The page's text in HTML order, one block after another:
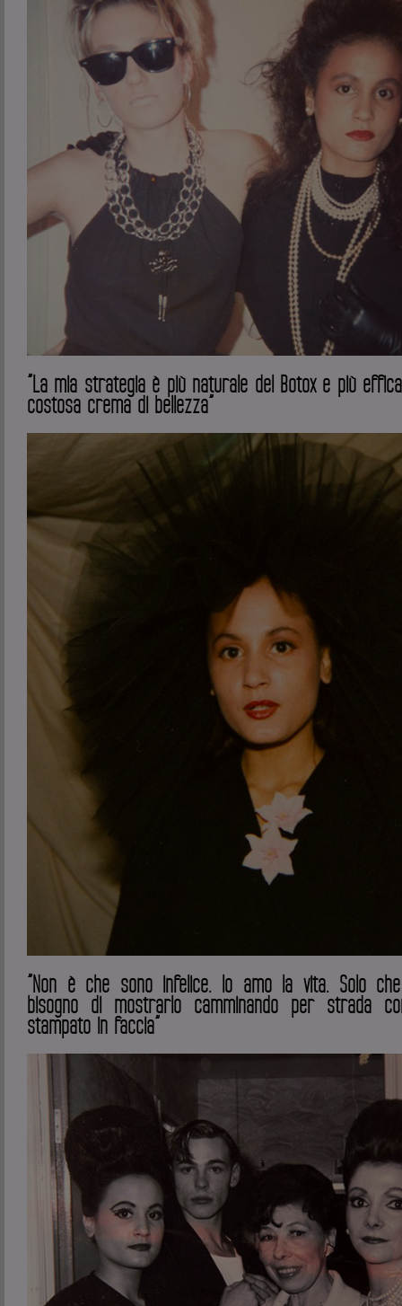
”La mia strategia è più naturale del Botox e più
costosa crema di bellezza”
”Non è che sono infelice. Io amo la vita. Solo
bisogno di mostrarlo camminando per strada
stampato in faccia”